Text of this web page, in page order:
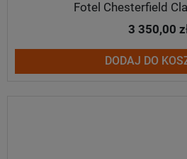
Fotel Chesterfield
3 350,00
DODAJ DO